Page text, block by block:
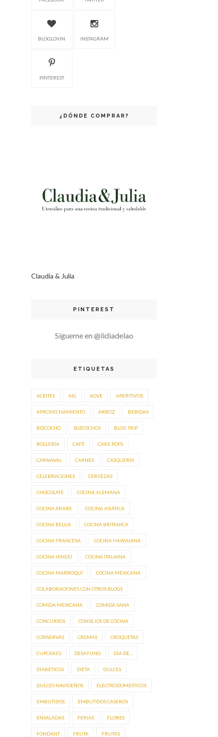
BLOGLOVIN INSTAGRAM
PINTEREST
¿DÓNDE COMPRAR?
Claudia & Julia
PINTEREST
Sígueme en @lidiadelao
ETIQUETAS
ACEITES AIG AOVE APERITIVOS
APROVECHAMIENTO ARROZ BEBIDAS
BIZCOCHO BIZCOCHOS BLOG TRIP
BOLLERÍA CAFÉ CAKE POPS
CARNAVAL CARNES CASQUERÍA
CELEBRACIONES CERVEZAS
CHOCOLATE COCINA ALEMANA
COCINA ÁRABE COCINA ASIÁTICA
COCINA BELGA COCINA BRITÁNICA
COCINA FRANCESA COCINA HAWAIANA
COCINA HINDÚ COCINA ITALIANA
COCINA MARROQUÍ COCINA MEXICANA
COLABORACIONES CON OTROS BLOGS
COMIDA MEXICANA COMIDA SANA
CONCURSOS CONSEJOS DE COCINA
CONSERVAS CREMAS CROQUETAS
CUPCAKES DESAYUNO DÍA DE...
DIABÉTICOS DIETA DULCES
DULCES NAVIDEÑOS ELECTRODOMÉSTICOS
EMBUTIDOS EMBUTIDOS CASEROS
ENSALADAS FERIAS FLORES
FONDANT FRUTA FRUTAS